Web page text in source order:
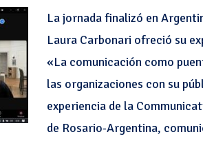
La jornada finalizó en
Laura Carbonari ofreció su
«La comunicación como
las organizaciones con su
experiencia de la
de Rosario-Argentina,